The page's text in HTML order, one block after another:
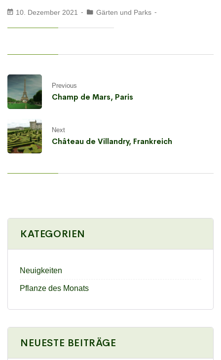
10. Dezember 2021 Gärten und Parks
Previous
Champ de Mars, Paris
Next
Château de Villandry, Frankreich
KATEGORIEN
Neuigkeiten
Pflanze des Monats
NEUESTE BEITRÄGE